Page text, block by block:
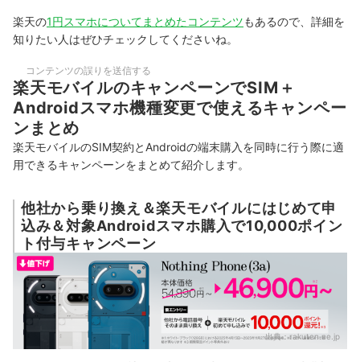
楽天の1円スマホについてまとめたコンテンツもあるので、詳細を
知りたい人はぜひチェックしてくださいね。
コンテンツの誤りを送信する
楽天モバイルのキャンペーンでSIM＋
Androidスマホ機種変更で使えるキャンペー
ンまとめ
楽天モバイルのSIM契約とAndroidの端末購入を同時に行う際に適
用できるキャンペーンをまとめて紹介します。
他社から乗り換え＆楽天モバイルにはじめて申
込み＆対象Androidスマホ購入で10,000ポイン
ト付与キャンペーン
出典：rakuten.ne.jp